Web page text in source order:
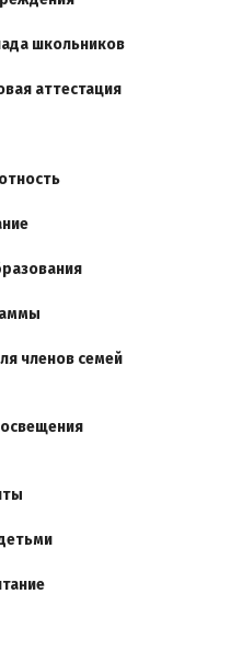
школьников
аттестация
членов семей